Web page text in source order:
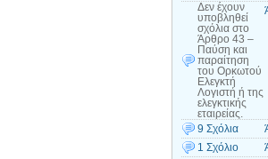
Δεν έχουν
υποβληθεί
σχόλια στο
Άρθρο 43 –
Παύση και
παραίτηση
του Ορκωτού
Ελεγκτή
Λογιστή ή της
ελεγκτικής
εταιρείας.
9 Σχόλια
1 Σχόλιο